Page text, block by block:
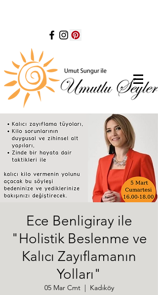
Ece Benligiray ile
"Holistik Beslenme ve
Kalıcı Zayıflamanın
Yolları"
05 Mar Cmt
  |
Kadıköy